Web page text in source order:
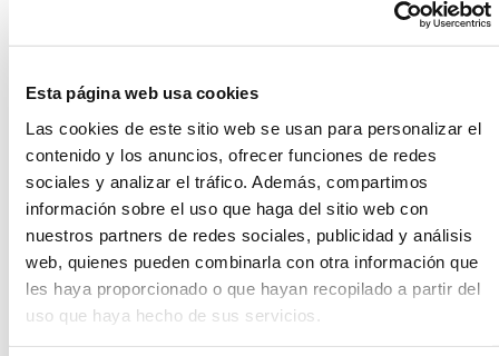
Esta página web usa cookies
Las cookies de este sitio web se usan para personalizar el
contenido y los anuncios, ofrecer funciones de redes
sociales y analizar el tráfico. Además, compartimos
información sobre el uso que haga del sitio web con
nuestros partners de redes sociales, publicidad y análisis
web, quienes pueden combinarla con otra información que
les haya proporcionado o que hayan recopilado a partir del
uso que haya hecho de sus servicios.
Mañana 5 de
la celebración más multitudinaria que acoge la capital
se está celebrando el Orgullo 2014 con espacios a la
reivindicación, la cultura y la visibilidad de las personas
LGTB. Miles de personas llegadas de todas partes
celebrarán en un ambiente de libertad y con alegría el
avance de los derechos del colectivo que año a año van
siendo mayores.Fiestas, encuentros y celebraciones de
todo tipo son, por suerte, cada vez más habituales en
este colectivo y sin olvidarnos, sobretodo, las bodas.
Espectaculares, románticas, discretas, campestres,
fashion, ...todo tipo de enlaces se celebran cada vez